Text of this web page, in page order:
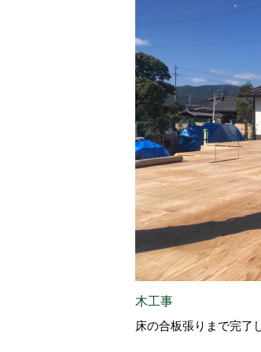
木工事
床の合板張りまで完了